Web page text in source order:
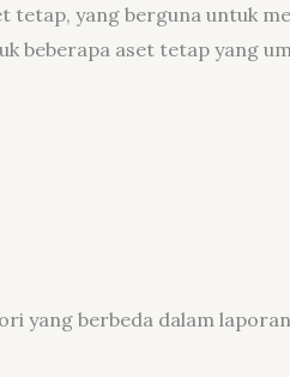
yang berguna untuk
beberapa aset tetap yang
yang berbeda dalam